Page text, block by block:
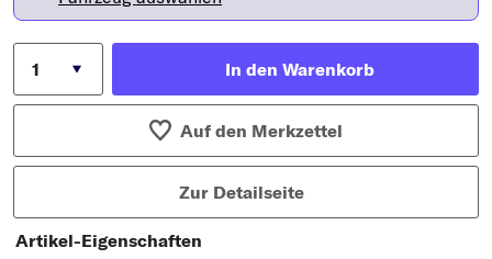
In den Warenkorb
Auf den Merkzettel
Zur Detailseite
Artikel-Eigenschaften